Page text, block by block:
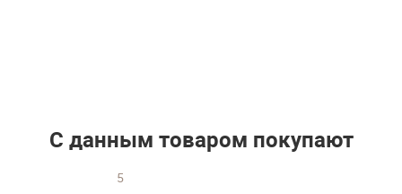
С данным товаром покупают
5